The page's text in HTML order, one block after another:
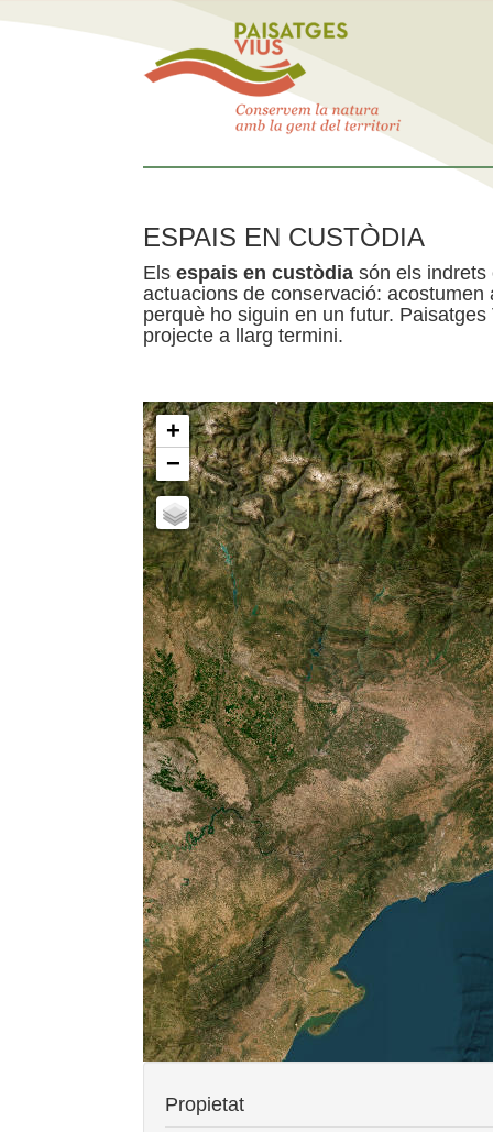
ESPAIS EN CUSTÒDIA
Els espais en custòdia són els indrets
actuacions de conservació:
perquè ho siguin en un futur.
projecte a llarg termini.
+
−
Propietat